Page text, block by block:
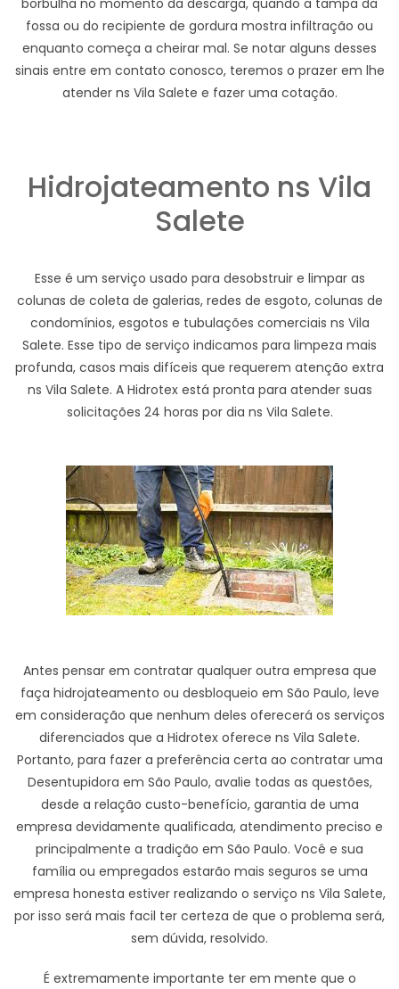
borbulha no momento da descarga, quando a tampa da
fossa ou do recipiente de gordura mostra infiltração ou
enquanto começa a cheirar mal. Se notar alguns desses
sinais entre em contato conosco, teremos o prazer em lhe
atender ns Vila Salete e fazer uma cotação.
Hidrojateamento ns Vila
Salete
Esse é um serviço usado para desobstruir e limpar as
colunas de coleta de galerias, redes de esgoto, colunas de
condomínios, esgotos e tubulações comerciais ns Vila
Salete. Esse tipo de serviço indicamos para limpeza mais
profunda, casos mais difíceis que requerem atenção extra
ns Vila Salete. A Hidrotex está pronta para atender suas
solicitações 24 horas por dia ns Vila Salete.
Antes pensar em contratar qualquer outra empresa que
faça hidrojateamento ou desbloqueio em São Paulo, leve
em consideração que nenhum deles oferecerá os serviços
diferenciados que a Hidrotex oferece ns Vila Salete.
Portanto, para fazer a preferência certa ao contratar uma
Desentupidora em São Paulo, avalie todas as questões,
desde a relação custo-benefício, garantia de uma
empresa devidamente qualificada, atendimento preciso e
principalmente a tradição em São Paulo. Você e sua
família ou empregados estarão mais seguros se uma
empresa honesta estiver realizando o serviço ns Vila Salete,
por isso será mais facil ter certeza de que o problema será,
sem dúvida, resolvido.
É extremamente importante ter em mente que o